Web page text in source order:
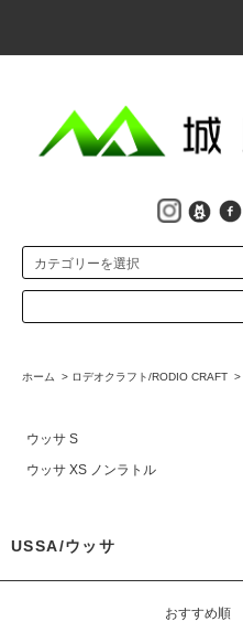
ホーム > ロデオクラフト/RODIO CRAFT >
ウッサ S
ウッサ XS ノンラトル
USSA/ウッサ
おすすめ順